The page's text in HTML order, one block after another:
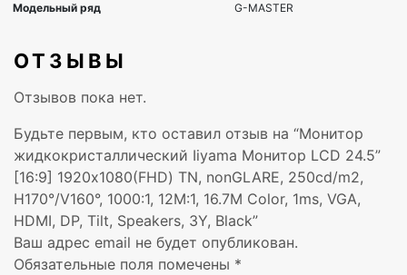
Контрастность динамическая
Количество цветов
Время отклика, мс
Вход VGA 1
Вход DVI Нет
Вход HDMI
ОТЗЫВЫ
Отзывов пока нет.
Будьте первым, кто оставил отзыв на “Монитор
жидкокристаллический Iiyama Монитор LCD 24.5”
[16:9] 1920х1080(FHD) TN, nonGLARE, 250cd/m2,
H170°/V160°, 1000:1, 12М:1, 16.7M Color, 1ms, VGA,
HDMI, DP, Tilt, Speakers, 3Y, Black”
Ваш адрес email не будет опубликован.
Обязательные поля помечены *